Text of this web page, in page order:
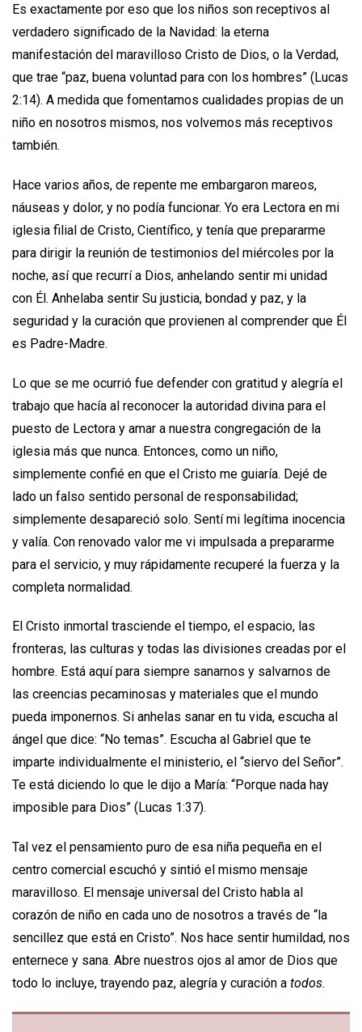
Es exactamente por eso que los niños son receptivos al
verdadero significado de la Navidad: la eterna
manifestación del maravilloso Cristo de Dios, o la Verdad,
que trae “paz, buena voluntad para con los hombres” (Lucas
2:14). A medida que fomentamos cualidades propias de un
niño en nosotros mismos, nos volvemos más receptivos
también.
Hace varios años, de repente me embargaron mareos,
náuseas y dolor, y no podía funcionar. Yo era Lectora en mi
iglesia filial de Cristo, Científico, y tenía que prepararme
para dirigir la reunión de testimonios del miércoles por la
noche, así que recurrí a Dios, anhelando sentir mi unidad
con Él. Anhelaba sentir Su justicia, bondad y paz, y la
seguridad y la curación que provienen al comprender que Él
es Padre-Madre.
Lo que se me ocurrió fue defender con gratitud y alegría el
trabajo que hacía al reconocer la autoridad divina para el
puesto de Lectora y amar a nuestra congregación de la
iglesia más que nunca. Entonces, como un niño,
simplemente confié en que el Cristo me guiaría. Dejé de
lado un falso sentido personal de responsabilidad;
simplemente desapareció solo. Sentí mi legítima inocencia
y valía. Con renovado valor me vi impulsada a prepararme
para el servicio, y muy rápidamente recuperé la fuerza y la
completa normalidad.
El Cristo inmortal trasciende el tiempo, el espacio, las
fronteras, las culturas y todas las divisiones creadas por el
hombre. Está aquí para siempre sanarnos y salvarnos de
las creencias pecaminosas y materiales que el mundo
pueda imponernos. Si anhelas sanar en tu vida, escucha al
ángel que dice: “No temas”. Escucha al Gabriel que te
imparte individualmente el ministerio, el “siervo del Señor”.
Te está diciendo lo que le dijo a María: “Porque nada hay
imposible para Dios” (Lucas 1:37).
Tal vez el pensamiento puro de esa niña pequeña en el
centro comercial escuchó y sintió el mismo mensaje
maravilloso. El mensaje universal del Cristo habla al
corazón de niño en cada uno de nosotros a través de “la
sencillez que está en Cristo”. Nos hace sentir humildad, nos
enternece y sana. Abre nuestros ojos al amor de Dios que
todo lo incluye, trayendo paz, alegría y curación a todos.